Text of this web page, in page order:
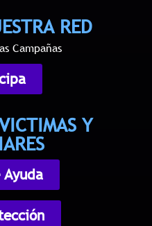
RED
Campañas
Y